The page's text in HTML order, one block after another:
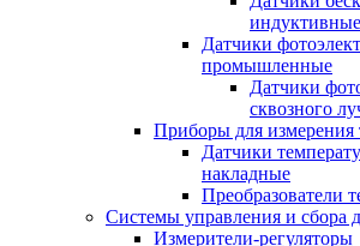
индуктивные
Датчики
промышленные
Датчики
сквозного
Приборы для измерения
Датчики
накладные
Преобразователи
Системы управления и сбора
Измерители-регуляторы